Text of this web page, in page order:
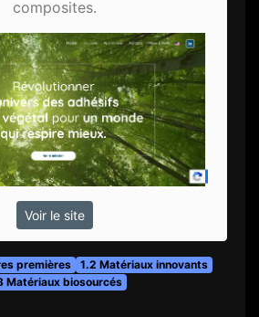
composites.
Voir le site
premières
1.2 Matériaux innovants
Matériaux biosourcés